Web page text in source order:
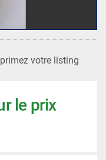
votre listing
le prix